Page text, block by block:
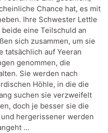
Chance hat, es mit
Ihre Schwester Lettle
eine Teilschuld an
sich zusammen, um sie
tatsächlich auf Yeeran
genommen, die
Sie werden nach
Höhle, in die die
suchen sie verzweifelt
doch je besser sie die
hergerissener werden
…